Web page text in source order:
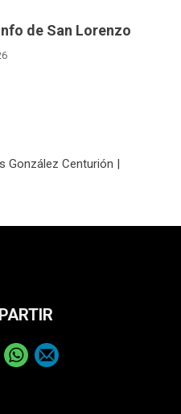
de San Lorenzo
González Centurión |